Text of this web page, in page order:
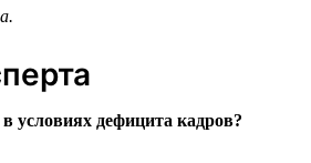
условиях дефицита кадров?